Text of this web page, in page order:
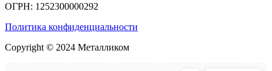
ОГРН: 1252300000292
Политика конфиденциальности
Copyright © 2024 Металликом